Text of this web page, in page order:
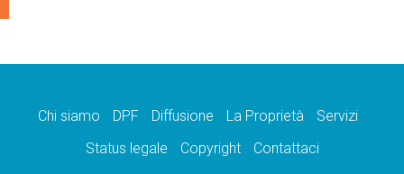
Chi siamo DPF Diffusione La Proprietà
Servizi
Status legale
Copyright Contattaci